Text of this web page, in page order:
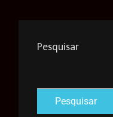
Pesquisar
Pesquisar